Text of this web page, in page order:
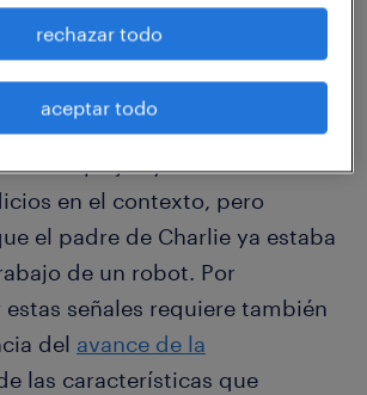
cierta cantidad de pistas e
indicaran que realmente eso
La tecnología y la robótica
al padre de Charlie por una
complejos y combinados
en el contexto, pero
el padre de Charlie ya estaba
de un robot. Por
señales requiere también
del avance de la
las características que
rechazar todo
aceptar todo